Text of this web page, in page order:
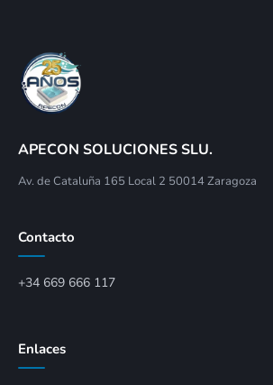
APECON SOLUCIONES SLU.
Av. de Cataluña 165 Local 2 50014 Zaragoza
Contacto
+34 669 666 117
Enlaces